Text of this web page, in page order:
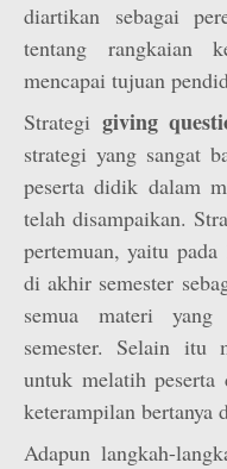
diartikan sebagai
tentang rangkaian
mencapai tujuan
Strategi giving
strategi yang sangat
peserta didik dalam
telah disampaikan.
pertemuan, yaitu
di akhir semester
semua materi
semester. Selain itu
untuk melatih
keterampilan bertanya
Adapun langkah-